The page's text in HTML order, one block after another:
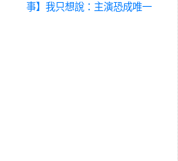
事】我只想說：主演恐成唯一